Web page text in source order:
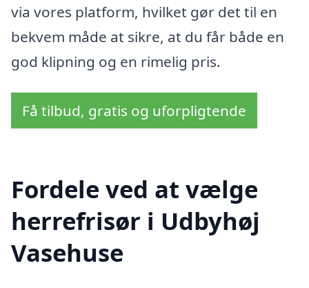
via vores platform, hvilket gør det til en
bekvem måde at sikre, at du får både en
god klipning og en rimelig pris.
Få tilbud, gratis og uforpligtende
Fordele ved at vælge
herrefrisør i Udbyhøj
Vasehuse